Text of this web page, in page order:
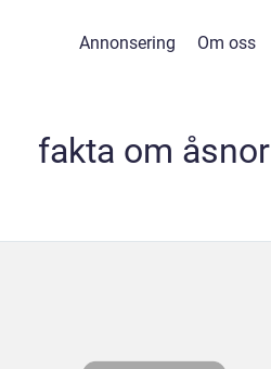
Annonsering Om oss
fakta om åsnor